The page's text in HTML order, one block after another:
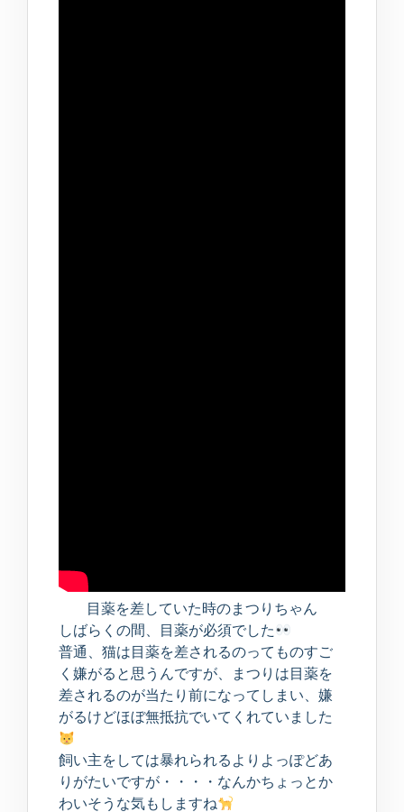
目薬を差していた時のまつりちゃん
しばらくの間、目薬が必須でした
普通、猫は目薬を差されるのってものすご
く嫌がると思うんですが、まつりは目薬を
差されるのが当たり前になってしまい、嫌
がるけどほぼ無抵抗でいてくれていました
飼い主をしては暴れられるよりよっぽどあ
りがたいですが・・・・なんかちょっとか
わいそうな気もしますね